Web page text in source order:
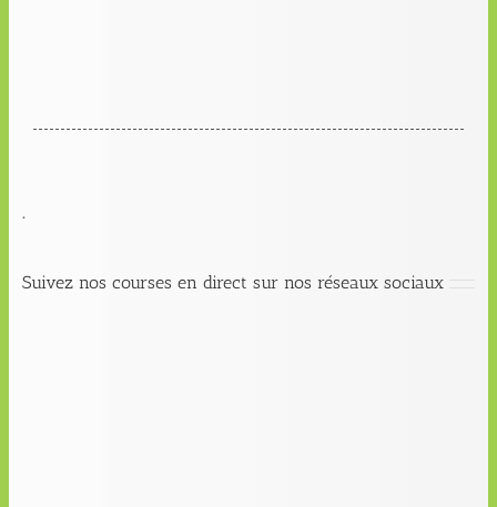
.
Suivez nos courses en direct sur nos réseaux sociaux